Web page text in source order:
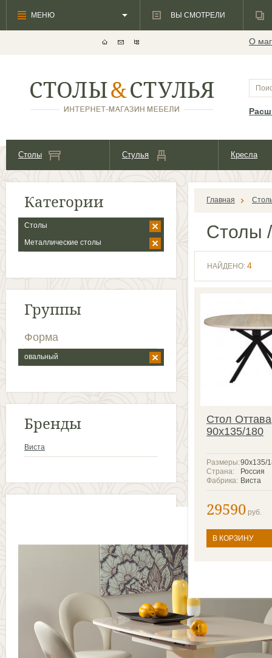
О
Столы Стулья Кресла
Категории
Столы
Металлические столы
Группы
Форма
овальный
Бренды
Виста
Главная
Столы /
НАЙДЕНО: 4
Стол Оттава
90x135/180
90х135/
Размеры:
Россия
Страна:
Виста
Фабрика:
29590 руб.
В КОРЗИНУ
МЕНЮ ВЫ СМОТРЕЛИ